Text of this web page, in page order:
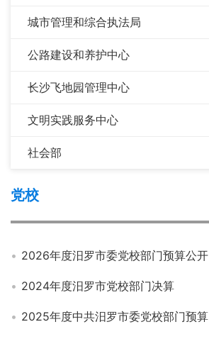
城市管理和综合执法局
公路建设和养护中心
长沙飞地园管理中心
文明实践服务中心
社会部
党校
2026年度汨罗市委党校部门预算公开
2024年度汨罗市党校部门决算
2025年度中共汨罗市委党校部门预算